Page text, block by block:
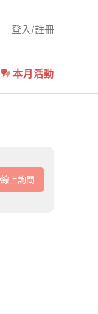
登入/註冊
本月活動
線上詢問